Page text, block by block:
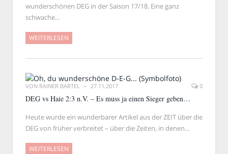
wunderschönen DEG in der Saison 17/18. Eine ganz
schwache…
WEITERLESEN
VON RAINER BARTEL 27.11.2017 0
DEG vs Haie 2:3 n.V. – Es muss ja einen Sieger geben…
Heute wurde ein wunderbarer Artikel aus der ZEIT über die
DEG von früher verbreitet – über die Zeiten, in denen…
WEITERLESEN